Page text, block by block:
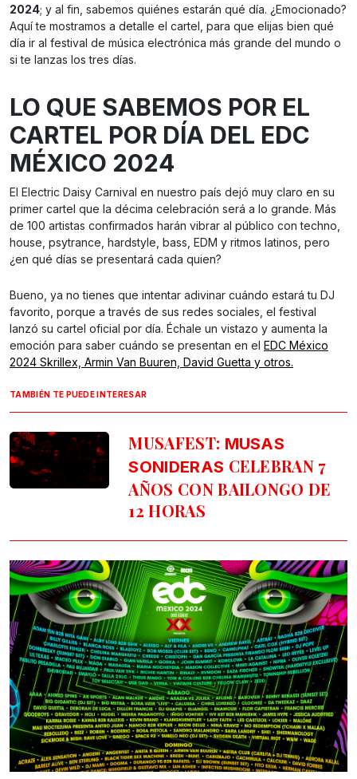
2024; y al fin, sabemos quiénes estarán qué día. ¿Emocionado?
Aquí te mostramos a detalle el cartel, para que elijas bien qué
día ir al festival de música electrónica más grande del mundo o
si te lanzas los tres días.
LO QUE SABEMOS POR EL
CARTEL POR DÍA DEL EDC
MÉXICO 2024
El Electric Daisy Carnival en nuestro país dejó muy claro en su
primer cartel que la décima celebración será a lo grande. Más
de 100 artistas confirmados harán vibrar al público con techno,
house, psytrance, hardstyle, bass, EDM y ritmos latinos, pero
¿en qué días se presentará cada quien?
Bueno, ya no tienes que intentar adivinar cuándo estará tu DJ
favorito, porque a través de sus redes sociales, el festival
lanzó su cartel oficial por día. Échale un vistazo y aumenta la
emoción para saber cuándo se presentan en el EDC México
2024 Skrillex, Armin Van Buuren, David Guetta y otros.
TAMBIÉN TE PUEDE INTERESAR
MUSAFEST: MUSAS
SONIDERAS CELEBRAN 7
AÑOS CON BAILONGO DE
12 HORAS